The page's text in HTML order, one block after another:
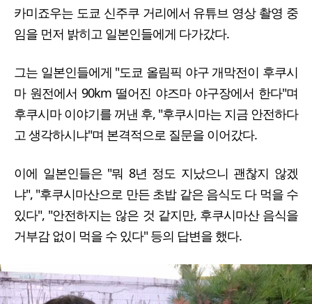
카미죠우는 도쿄 신주쿠 거리에서 유튜브 영상 촬영 중
임을 먼저 밝히고 일본인들에게 다가갔다.
그는 일본인들에게 "도쿄 올림픽 야구 개막전이 후쿠시
마 원전에서 90km 떨어진 야즈마 야구장에서 한다"며
후쿠시마 이야기를 꺼낸 후, "후쿠시마는 지금 안전하다
고 생각하시냐"며 본격적으로 질문을 이어갔다.
이에 일본인들은 "뭐 8년 정도 지났으니 괜찮지 않겠
냐", "후쿠시마산으로 만든 초밥 같은 음식도 다 먹을 수
있다", "안전하지는 않은 것 같지만, 후쿠시마산 음식을
거부감 없이 먹을 수 있다" 등의 답변을 했다.